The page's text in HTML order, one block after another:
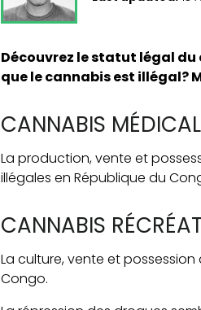
Découvrez le statut légal
que le cannabis est illégal?
CANNABIS
La production, vente et
illégales en République du
CANNABIS
La culture, vente et
Congo.